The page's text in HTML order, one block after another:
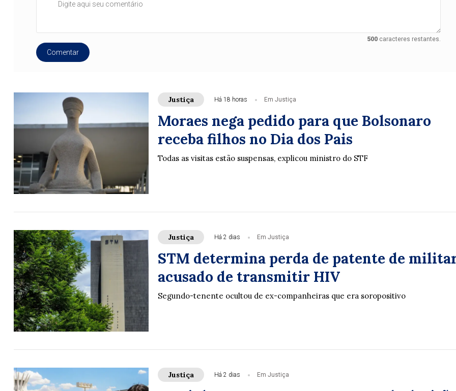
500caracteres restantes.
Comentar
Justiça Há 18 horas Em Justiça
Moraes nega pedido para que Bolsonaro
receba filhos no Dia dos Pais
Todas as visitas estão suspensas, explicou ministro do STF
Justiça Há 2 dias Em Justiça
STM determina perda de patente de
acusado de transmitir HIV
Segundo-tenente ocultou de ex-companheiras que era soropositivo
Justiça Há 2 dias Em Justiça